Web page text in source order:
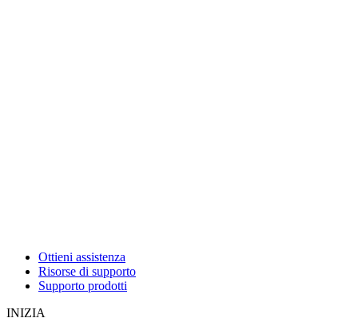
Ottieni assistenza
Risorse di supporto
Supporto prodotti
INIZIA